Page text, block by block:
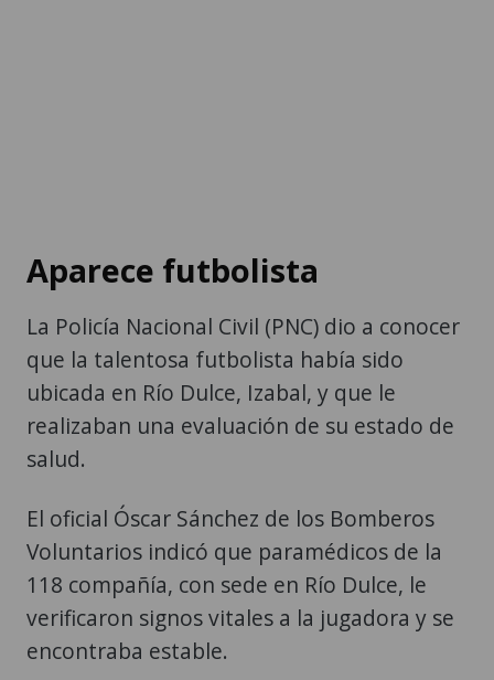
Aparece futbolista
La Policía Nacional Civil (PNC) dio a conocer
que la talentosa futbolista había sido
ubicada en Río Dulce, Izabal, y que le
realizaban una evaluación de su estado de
salud.
El oficial Óscar Sánchez de los Bomberos
Voluntarios indicó que paramédicos de la
118 compañía, con sede en Río Dulce, le
verificaron signos vitales a la jugadora y se
encontraba estable.